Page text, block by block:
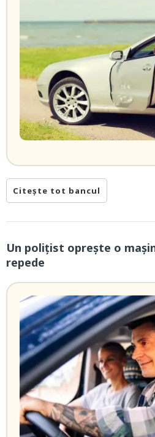
Citește tot bancul
Un polițist oprește o
repede